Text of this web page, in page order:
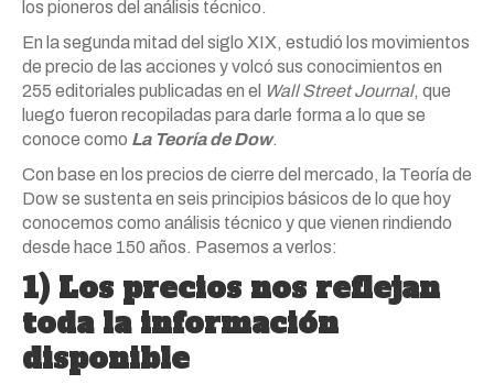
los pioneros del análisis técnico.
En la segunda mitad del siglo XIX, estudió los movimientos
de precio de las acciones y volcó sus conocimientos en
255 editoriales publicadas en el Wall Street Journal, que
luego fueron recopiladas para darle forma a lo que se
conoce como La Teoría de Dow.
Con base en los precios de cierre del mercado, la Teoría de
Dow se sustenta en seis principios básicos de lo que hoy
conocemos como análisis técnico y que vienen rindiendo
desde hace 150 años. Pasemos a verlos:
1) Los precios nos reflejan
toda la información
disponible